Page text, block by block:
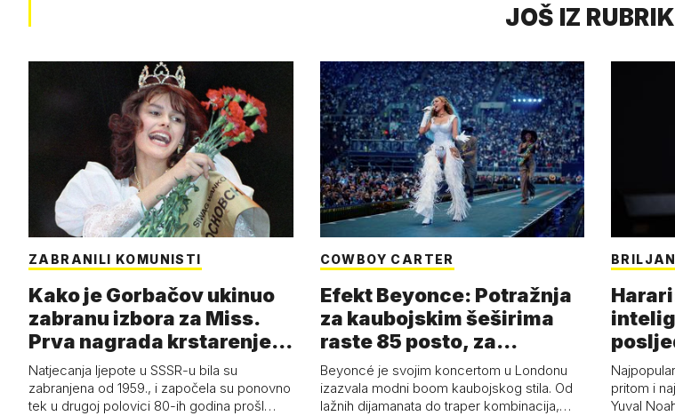
JOŠ IZ
ZABRANILI KOMUNISTI
Kako je Gorbačov ukinuo
zabranu izbora za Miss.
Prva nagrada krstarenje
Jadran…
Natjecanja ljepote u SSSR-u bila su
zabranjena od 1959., i započela su ponovno
tek u drugoj polovici 80-ih godina prošl…
COWBOY CARTER
Efekt Beyonce: Potražnja
za kaubojskim šeširima
raste 85 posto, za
čizmama 53 p…
Beyoncé je svojim koncertom u Londonu
izazvala modni boom kaubojskog stila. Od
lažnih dijamanata do traper kombinacija,…
pritom i
Yuval